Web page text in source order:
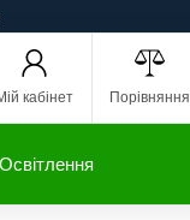
кабінет Порівняння
Освітлення